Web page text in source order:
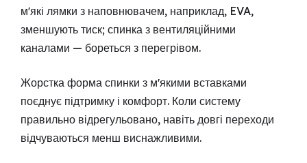
мʼякі лямки з наповнювачем, наприклад, EVA,
зменшують тиск; спинка з вентиляційними
каналами — бореться з перегрівом.
Жорстка форма спинки з мʼякими вставками
поєднує підтримку і комфорт. Коли систему
правильно відрегульовано, навіть довгі переходи
відчуваються менш виснажливими.